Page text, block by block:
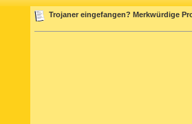
Trojaner eingefangen? Merkwürdige